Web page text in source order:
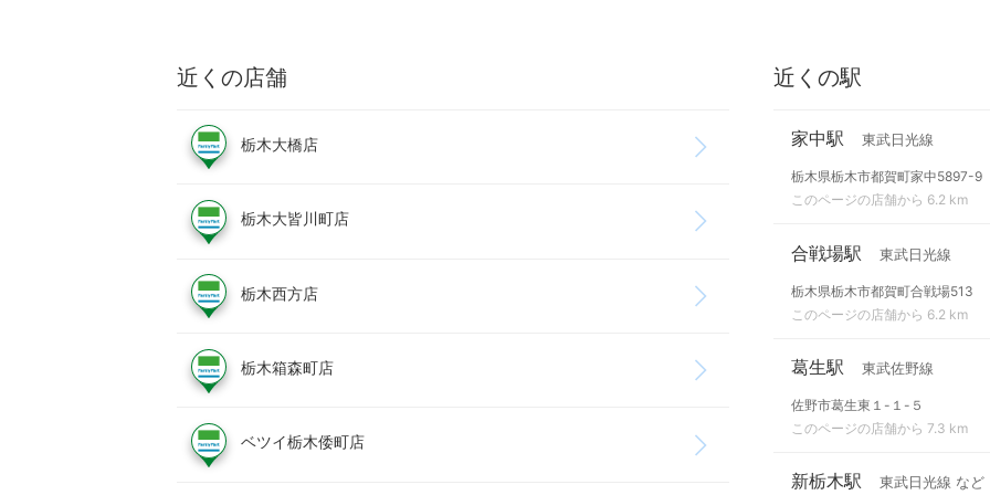
近くの店舗
栃木大橋店
栃木大皆川町店
栃木西方店
栃木箱森町店
ベツイ栃木倭町店
近くの駅
家中駅 東武日光線
栃木県栃木市都賀町家中5897-9
このページの店舗から 6.2 km
合戦場駅 東武日光線
栃木県栃木市都賀町合戦場513
このページの店舗から 6.2 km
葛生駅 東武佐野線
佐野市葛生東１-１-５
このページの店舗から 7.3 km
新栃木駅 東武日光線 など